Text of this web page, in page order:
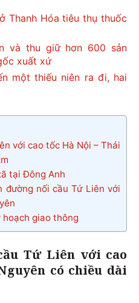
Thanh Hóa tiêu thụ thuốc
và thu giữ hơn 600 sản
xuất xứ
một thiếu niên ra đi, hai
với cao tốc Hà Nội – Thái
tại Đông Anh
nối cầu Tứ Liên với
giao thông
Tứ Liên với cao
có chiều dài